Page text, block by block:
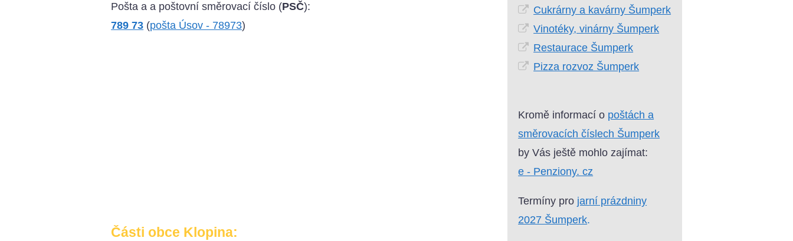
Pošta a a poštovní směrovací číslo (PSČ):
789 73 (pošta Úsov - 78973)
Části obce Klopina:
Cukrárny a kavárny Šumperk
Vinotéky, vinárny Šumperk
Restaurace Šumperk
Pizza rozvoz Šumperk
Kromě informací o poštách a
směrovacích číslech Šumperk
by Vás ještě mohlo zajímat:
e - Penziony. cz
Termíny pro jarní prázdniny
2027 Šumperk.